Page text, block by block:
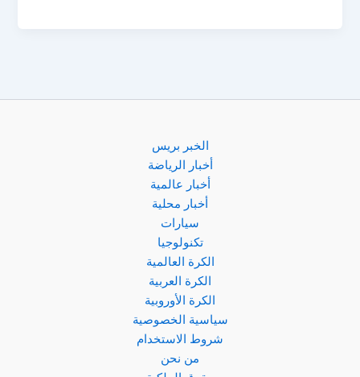
الخبر بريس
أخبار الرياضة
أخبار عالمية
أخبار محلية
سيارات
تكنولوجيا
الكرة العالمية
الكرة العربية
الكرة الأوروبية
سياسية الخصوصية
شروط الاستخدام
من نحن